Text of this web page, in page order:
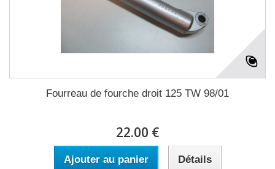
Fourreau de fourche droit 125 TW 98/01
22.00 €
Ajouter au panier Détails